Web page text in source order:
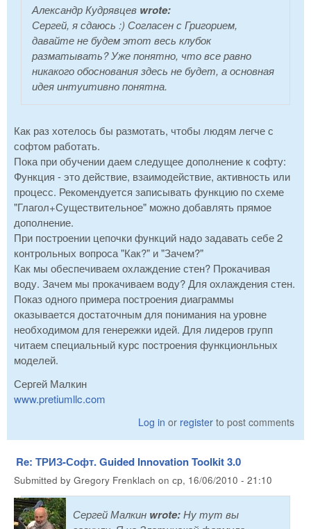
Александр Кудрявцев wrote:
Сергей, я сдаюсь :) Согласен с Григорием,
давайте не будем этот весь клубок
разматывать? Уже понятно, что все равно
никакого обоснования здесь не будет, а основная
идея интуитивно понятна.
Как раз хотелось бы размотать, чтобы людям легче с
софтом работать.
Пока при обучении даем следущее дополнение к софту:
Функция - это действие, взаимодействие, активность или
процесс. Рекомендуется записывать функцию по схеме
"Глагол+Существительное" можно добавлять прямое
дополнение.
При построении цепочки функций надо задавать себе 2
контрольных вопроса "Как?" и "Зачем?"
Как мы обеспечиваем охлаждение стен? Прокачивая
воду. Зачем мы прокачиваем воду? Для охлаждения стен.
Показ одного примера построения диаграммы
оказывается достаточным для понимания на уровне
необходимом для генережки идей. Для лидеров групп
читаем специальный курс построения функционльных
моделей.
Сергей Малкин
www.pretiumllc.com
Log in or register to post comments
Re: ТРИЗ-Софт. Guided Innovation Toolkit 3.0
Submitted by Gregory Frenklach on ср, 16/06/2010 - 21:10
Сергей Малкин wrote:Ну тут вы